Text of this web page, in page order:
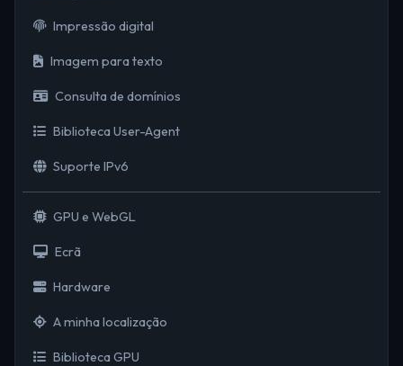
Impressão digital
Imagem para texto
Consulta de domínios
Biblioteca User-Agent
Suporte IPv6
GPU e WebGL
Ecrã
Hardware
A minha localização
Biblioteca GPU